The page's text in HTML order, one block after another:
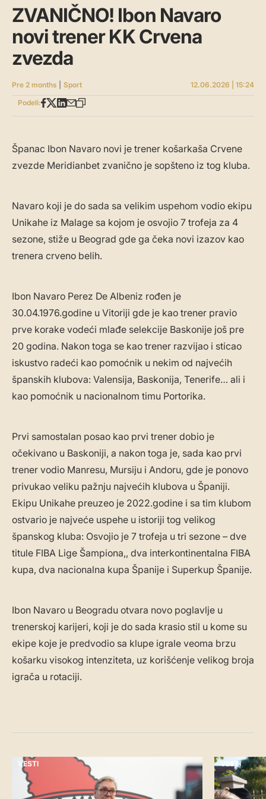
ZVANIČNO! Ibon Navaro
novi trener KK Crvena
zvezda
Pre 2 months Sport
12.06.2026 | 15:24
Podeli:
Španac Ibon Navaro novi je trener košarkaša Crvene
zvezde Meridianbet zvanično je sopšteno iz tog kluba.
Navaro koji je do sada sa velikim uspehom vodio ekipu
Unikahe iz Malage sa kojom je osvojio 7 trofeja za 4
sezone, stiže u Beograd gde ga čeka novi izazov kao
trenera crveno belih.
Ibon Navaro Perez De Albeniz rođen je
30.04.1976.godine u Vitoriji gde je kao trener pravio
prve korake vodeći mlađe selekcije Baskonije još pre
20 godina. Nakon toga se kao trener razvijao i sticao
iskustvo radeći kao pomoćnik u nekim od najvećih
španskih klubova: Valensija, Baskonija, Tenerife… ali i
kao pomoćnik u nacionalnom timu Portorika.
Prvi samostalan posao kao prvi trener dobio je
očekivano u Baskoniji, a nakon toga je, sada kao prvi
trener vodio Manresu, Mursiju i Andoru, gde je ponovo
privukao veliku pažnju najvećih klubova u Španiji.
Ekipu Unikahe preuzeo je 2022.godine i sa tim klubom
ostvario je najveće uspehe u istoriji tog velikog
španskog kluba: Osvojio je 7 trofeja u tri sezone – dve
titule FIBA Lige Šampiona,, dva interkontinentalna FIBA
kupa, dva nacionalna kupa Španije i Superkup Španije.
Ibon Navaro u Beogradu otvara novo poglavlje u
trenerskoj karijeri, koji je do sada krasio stil u kome su
ekipe koje je predvodio sa klupe igrale veoma brzu
košarku visokog intenziteta, uz korišćenje velikog broja
igrača u rotaciji.
VESTI VESTI